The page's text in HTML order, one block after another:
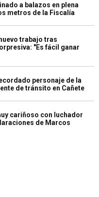
a balazos en plena
metros de la Fiscalía
trabajo tras
"Es fácil ganar
personaje de la
de tránsito en Cañete
cariñoso con luchador
de Marcos